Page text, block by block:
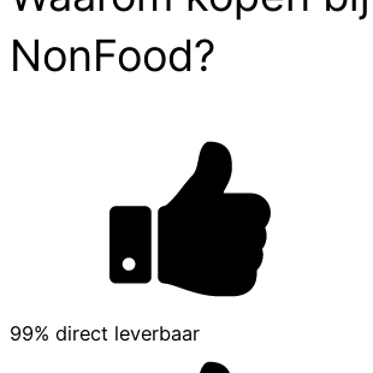
NonFood?
99% direct leverbaar